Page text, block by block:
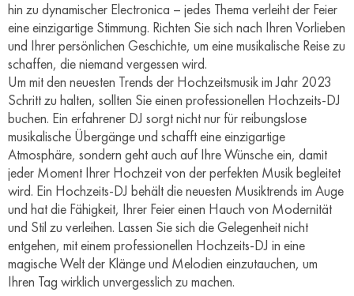
hin zu dynamischer Electronica – jedes Thema verleiht der Feier
eine einzigartige Stimmung. Richten Sie sich nach Ihren Vorlieben
und Ihrer persönlichen Geschichte, um eine musikalische Reise zu
schaffen, die niemand vergessen wird.
Um mit den neuesten Trends der Hochzeitsmusik im Jahr 2023
Schritt zu halten, sollten Sie einen professionellen Hochzeits-DJ
buchen. Ein erfahrener DJ sorgt nicht nur für reibungslose
musikalische Übergänge und schafft eine einzigartige
Atmosphäre, sondern geht auch auf Ihre Wünsche ein, damit
jeder Moment Ihrer Hochzeit von der perfekten Musik begleitet
wird. Ein Hochzeits-DJ behält die neuesten Musiktrends im Auge
und hat die Fähigkeit, Ihrer Feier einen Hauch von Modernität
und Stil zu verleihen. Lassen Sie sich die Gelegenheit nicht
entgehen, mit einem professionellen Hochzeits-DJ in eine
magische Welt der Klänge und Melodien einzutauchen, um
Ihren Tag wirklich unvergesslich zu machen.